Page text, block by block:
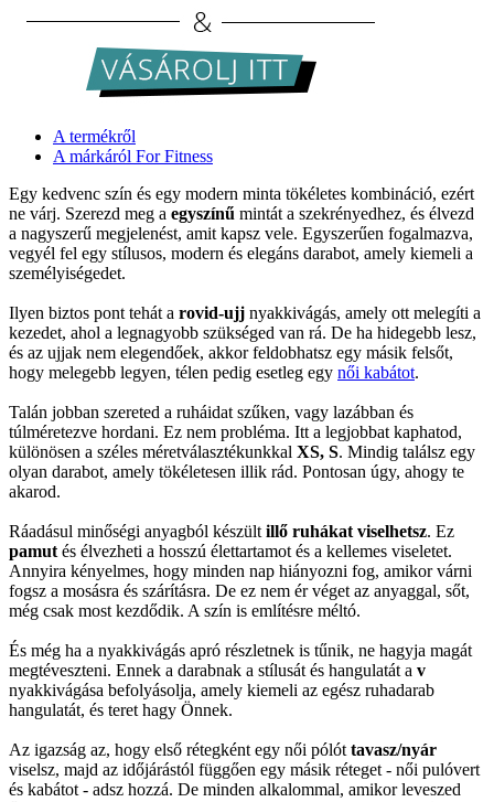
A termékről
A márkáról For Fitness
Egy kedvenc szín és egy modern minta tökéletes kombináció, ezért
ne várj. Szerezd meg a egyszínű mintát a szekrényedhez, és élvezd
a nagyszerű megjelenést, amit kapsz vele. Egyszerűen fogalmazva,
vegyél fel egy stílusos, modern és elegáns darabot, amely kiemeli a
személyiségedet.
Ilyen biztos pont tehát a rovid-ujj nyakkivágás, amely ott melegíti a
kezedet, ahol a legnagyobb szükséged van rá. De ha hidegebb lesz,
és az ujjak nem elegendőek, akkor feldobhatsz egy másik felsőt,
hogy melegebb legyen, télen pedig esetleg egy női kabátot.
Talán jobban szereted a ruháidat szűken, vagy lazábban és
túlméretezve hordani. Ez nem probléma. Itt a legjobbat kaphatod,
különösen a széles méretválasztékunkkal XS, S. Mindig találsz egy
olyan darabot, amely tökéletesen illik rád. Pontosan úgy, ahogy te
akarod.
Ráadásul minőségi anyagból készült illő ruhákat viselhetsz. Ez
pamut és élvezheti a hosszú élettartamot és a kellemes viseletet.
Annyira kényelmes, hogy minden nap hiányozni fog, amikor várni
fogsz a mosásra és szárításra. De ez nem ér véget az anyaggal, sőt,
még csak most kezdődik. A szín is említésre méltó.
És még ha a nyakkivágás apró részletnek is tűnik, ne hagyja magát
megtéveszteni. Ennek a darabnak a stílusát és hangulatát a v
nyakkivágása befolyásolja, amely kiemeli az egész ruhadarab
hangulatát, és teret hagy Önnek.
Az igazság az, hogy első rétegként egy női pólót tavasz/nyár
viselsz, majd az időjárástól függően egy másik réteget - női pulóvert
és kabátot - adsz hozzá. De minden alkalommal, amikor leveszed